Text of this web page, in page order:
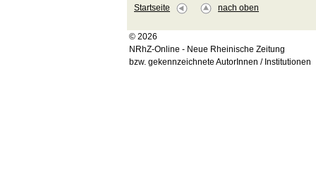
Startseite nach oben
© 2026
NRhZ-Online - Neue Rheinische Zeitung
bzw. gekennzeichnete AutorInnen / Institutionen